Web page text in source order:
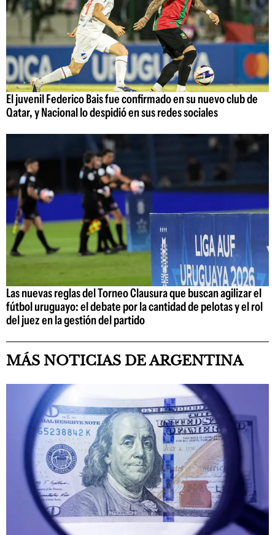
El juvenil Federico Bais fue confirmado en su nuevo club de
Qatar, y Nacional lo despidió en sus redes sociales
Las nuevas reglas del Torneo Clausura que buscan agilizar el
fútbol uruguayo: el debate por la cantidad de pelotas y el rol
del juez en la gestión del partido
MÁS NOTICIAS DE ARGENTINA